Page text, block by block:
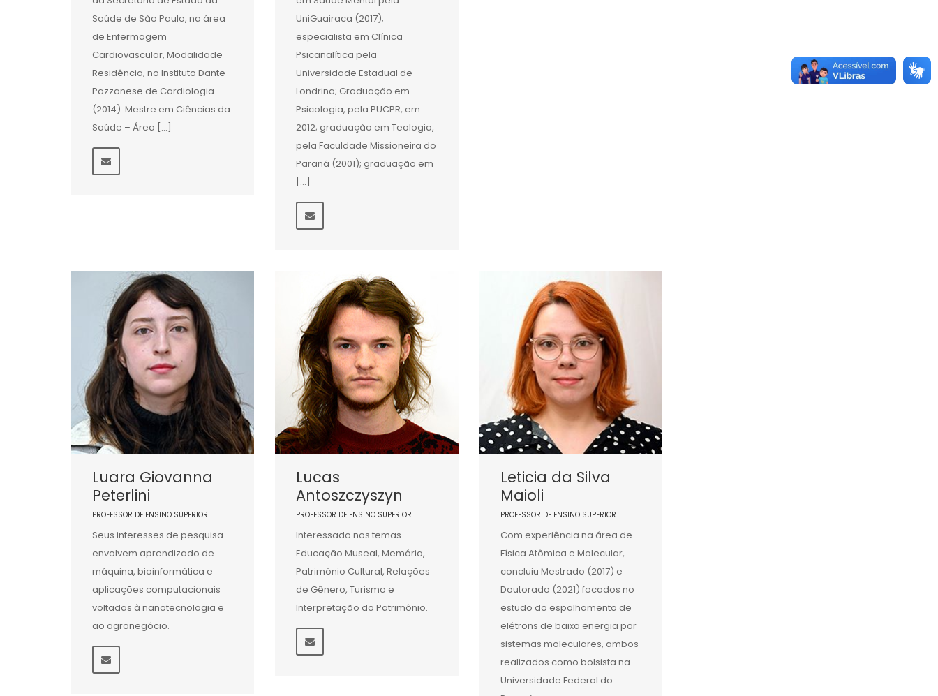
Saúde de São Paulo, na área
de Enfermagem
Cardiovascular, Modalidade
Residência, no Instituto Dante
Pazzanese de Cardiologia
(2014). Mestre em Ciências da
Saúde – Área […]
UniGuairaca (2017);
especialista em Clínica
Psicanalítica pela
Universidade Estadual de
Londrina; Graduação em
Psicologia, pela PUCPR, em
2012; graduação em Teologia,
pela Faculdade Missioneira do
Paraná (2001); graduação em
[…]
Luara Giovanna
Peterlini
PROFESSOR DE ENSINO SUPERIOR
Seus interesses de pesquisa
envolvem aprendizado de
máquina, bioinformática e
aplicações computacionais
voltadas à nanotecnologia e
ao agronegócio.
Lucas
Antoszczyszyn
PROFESSOR DE ENSINO SUPERIOR
Interessado nos temas
Educação Museal, Memória,
Patrimônio Cultural, Relações
de Gênero, Turismo e
Interpretação do Patrimônio.
Leticia da Silva
Maioli
PROFESSOR DE ENSINO SUPERIOR
Com experiência na área de
Física Atômica e Molecular,
concluiu Mestrado (2017) e
Doutorado (2021) focados no
estudo do espalhamento de
elétrons de baixa energia por
sistemas moleculares, ambos
realizados como bolsista na
Universidade Federal do